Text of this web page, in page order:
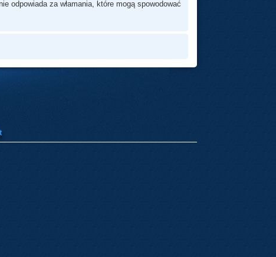
odpowiada za włamania, które mogą spowodować